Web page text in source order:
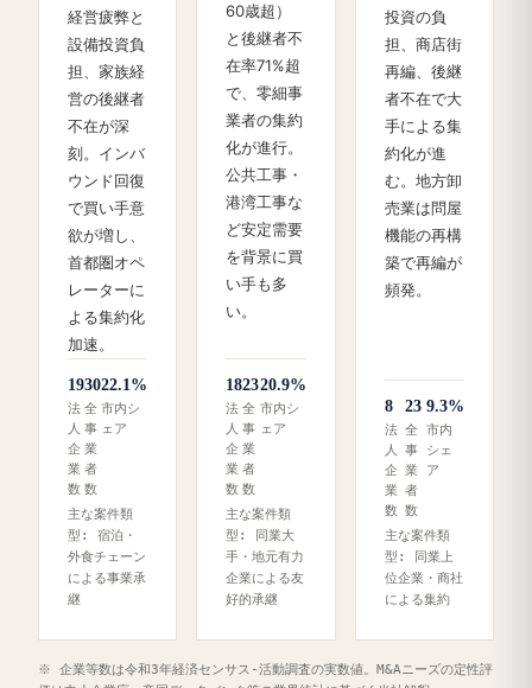
経営疲弊と
設備投資負
担、家族経
営の後継者
不在が深
刻。インバ
ウンド回復
で買い手意
欲が増し、
首都圏オペ
レーターに
よる集約化
加速。
19
法
人
企
業
数
30
全
事
業
者
数
22.1%
市内シ
ェア
主な案件類
型: 宿泊・
外食チェーン
による事業承
継
60歳超）
と後継者不
在率71%超
で、零細事
業者の集約
化が進行。
公共工事・
港湾工事な
ど安定需要
を背景に買
い手も多
い。
18
法
人
企
業
数
23
全
事
業
者
数
20.9%
市内シ
ェア
主な案件類
型: 同業大
手・地元有力
企業による友
好的承継
投資の負
担、商店街
再編、後継
者不在で大
手による集
約化が進
む。地方卸
売業は問屋
機能の再構
築で再編が
頻発。
8
法
人
企
業
数
23
全
事
業
者
数
9.3%
市内
シェ
ア
主な案件類
型: 同業上
位企業・商社
による集約
※ 企業等数は令和3年経済センサス‐活動調査の実数値。M&Aニーズの定性評